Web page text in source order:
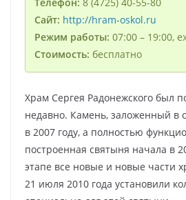
Телефон: 8 (4725) 40-55-80
Сайт: http://hram-oskol.ru
Режим работы: 07:00 – 19:00,
Стоимость: бесплатно
Храм Сергея Радонежского был
недавно. Камень, заложенный в
в 2007 году, а полностью
построенная святыня начала в
этапе все новые и новые части
21 июля 2010 года установили